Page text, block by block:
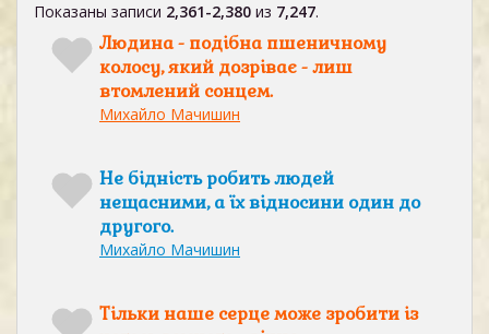
Показаны записи 2,361-2,380 из 7,247.
Людина - подібна пшеничному
колосу, який дозріває - лиш
втомлений сонцем.
Михайло Мачишин
Не бідність робить людей
нещасними, а їх відносини один до
другого.
Михайло Мачишин
Тільки наше серце може зробити із